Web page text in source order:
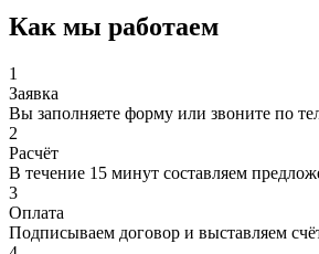
Как мы работаем
1
Заявка
Вы заполняете форму или звоните по
2
Расчёт
В течение 15 минут составляем
3
Оплата
Подписываем договор и выставляем